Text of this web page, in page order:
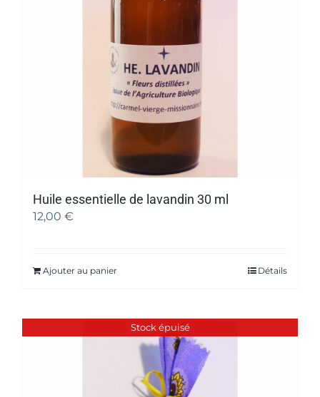
Huile essentielle de lavandin 30 ml
12,00 €
Ajouter au panier Détails
Stock épuisé